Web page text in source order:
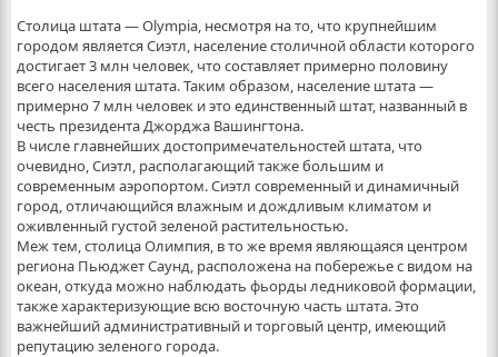
Столица штата — Olympia, несмотря на то, что крупнейшим
городом является Сиэтл, население столичной области которого
достигает 3 млн человек, что составляет примерно половину
всего населения штата. Таким образом, население штата —
примерно 7 млн человек и это единственный штат, названный в
честь президента Джорджа Вашингтона.
В числе главнейших достопримечательностей штата, что
очевидно, Сиэтл, располагающий также большим и
современным аэропортом. Сиэтл современный и динамичный
город, отличающийся влажным и дождливым климатом и
оживленный густой зеленой растительностью.
Меж тем, столица Олимпия, в то же время являющаяся центром
региона Пьюджет Саунд, расположена на побережье с видом на
океан, откуда можно наблюдать фьорды ледниковой формации,
также характеризующие всю восточную часть штата. Это
важнейший административный и торговый центр, имеющий
репутацию зеленого города.